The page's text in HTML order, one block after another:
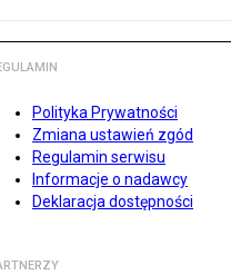
Polityka Prywatności
Zmiana ustawień zgód
Regulamin serwisu
Informacje o nadawcy
Deklaracja dostępności